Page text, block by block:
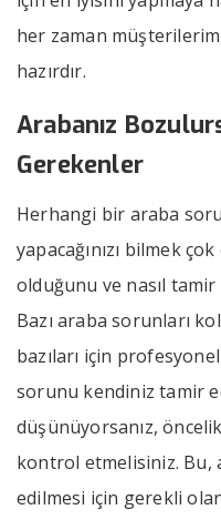
her zaman
hazırdır.
Arabanız
Gerekenler
Herhangi bir araba
yapacağınızı bilmek
olduğunu ve nasıl
Bazı araba sorunları
bazıları için
sorunu kendiniz tamir
düşünüyorsanız,
kontrol etmelisiniz. Bu,
edilmesi için gerekli